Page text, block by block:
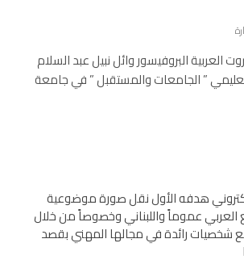
العربية البروفيسور وائل نبيل عبد السلام
” الجامعات والمستقبل ” في جامعة
هدفه الأول نقل صورة موضوعية
عموماً واللبناني وخصوصاً من خلال
شخصيات رائدة في مجالها المهني بقصد